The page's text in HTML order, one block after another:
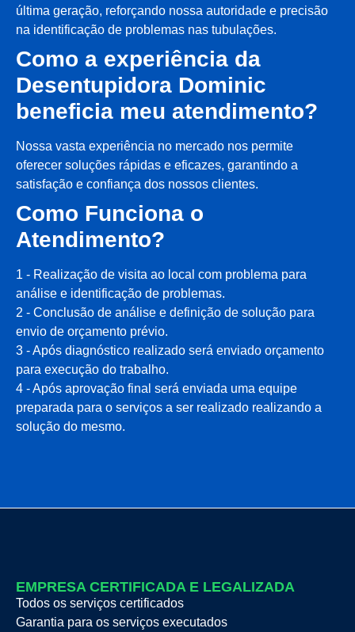
última geração, reforçando nossa autoridade e precisão
na identificação de problemas nas tubulações.
Como a experiência da
Desentupidora Dominic
beneficia meu atendimento?
Nossa vasta experiência no mercado nos permite
oferecer soluções rápidas e eficazes, garantindo a
satisfação e confiança dos nossos clientes.
Como Funciona o
Atendimento?
1 - Realização de visita ao local com problema para
análise e identificação de problemas.
2 - Conclusão de análise e definição de solução para
envio de orçamento prévio.
3 - Após diagnóstico realizado será enviado orçamento
para execução do trabalho.
4 - Após aprovação final será enviada uma equipe
preparada para o serviços a ser realizado realizando a
solução do mesmo.
EMPRESA CERTIFICADA E LEGALIZADA
Todos os serviços certificados
Garantia para os serviços executados